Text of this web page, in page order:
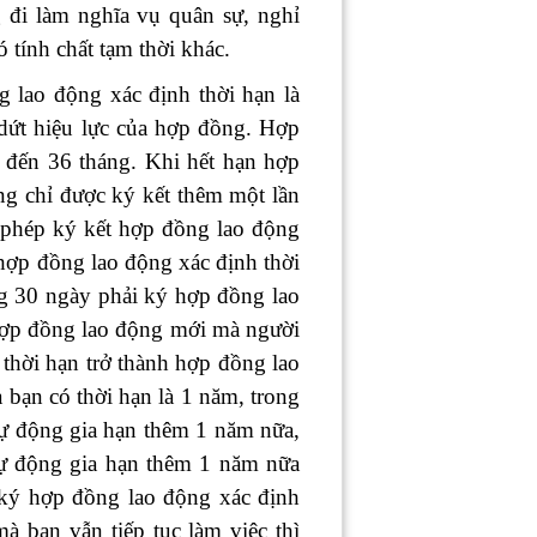
làm nghĩa vụ quân sự, nghỉ
tính chất tạm thời khác.
lao động xác định thời hạn là
hiệu lực của hợp đồng. Hợp
36 tháng. Khi hết hạn hợp
chỉ được ký kết thêm một lần
ký kết hợp đồng lao động
đồng lao động xác định thời
30 ngày phải ký hợp đồng lao
đồng lao động mới mà người
hạn trở thành hợp đồng lao
có thời hạn là 1 năm, trong
động gia hạn thêm 1 năm nữa,
động gia hạn thêm 1 năm nữa
hợp đồng lao động xác định
bạn vẫn tiếp tục làm việc thì